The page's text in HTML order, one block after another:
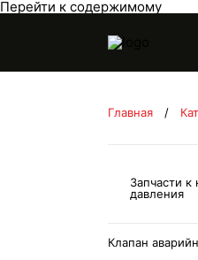
Перейти к содержимому
Главная /
Запчасти к
давления
Клапан